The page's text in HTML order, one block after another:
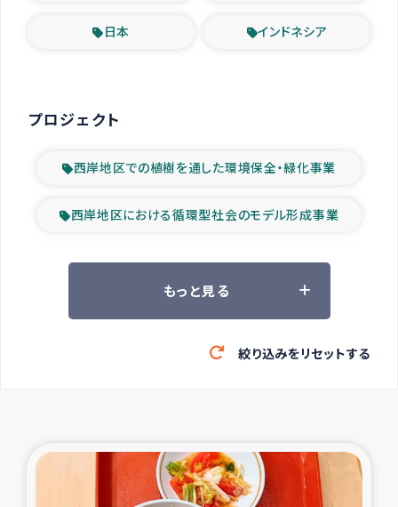
日本 インドネシア
プロジェクト
西岸地区での植樹を通した環境保全・緑化事業
西岸地区における循環型社会のモデル形成事業
ツアー参加者の声
緊急救援の時代
東ティモール豪雨緊急支援
大雨による洪水被災者支援
もっと見る
絞り込みをリセットする